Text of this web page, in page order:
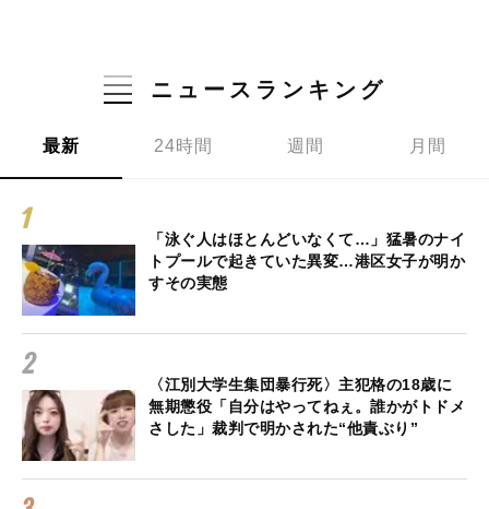
ニュースランキング
最新 24時間 週間 月間
「泳ぐ人はほとんどいなくて…」猛暑のナイ
トプールで起きていた異変…港区女子が明か
すその実態
〈江別大学生集団暴行死〉主犯格の18歳に
無期懲役「自分はやってねぇ。誰かがトドメ
さした」裁判で明かされた“他責ぶり”